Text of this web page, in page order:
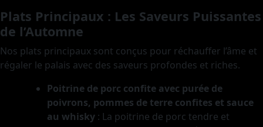
Plats Principaux : Les Saveurs Puissantes
de l’Automne
Nos plats principaux sont conçus pour réchauffer l’âme et
régaler le palais avec des saveurs profondes et riches.
Poitrine de porc confite avec purée de
poivrons, pommes de terre confites et sauce
au whisky : La poitrine de porc tendre et